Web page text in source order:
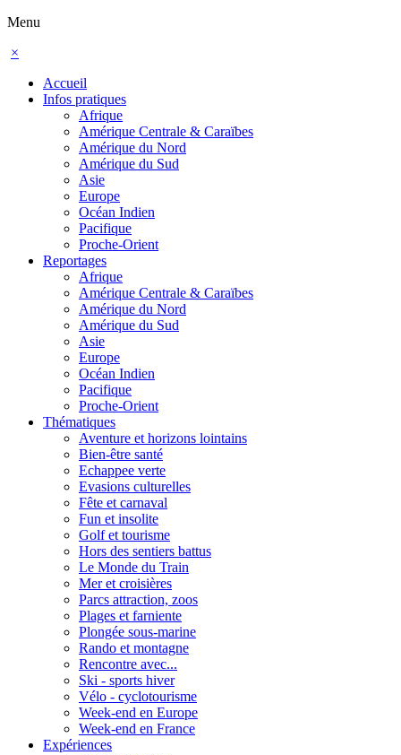
Menu
×
Accueil
Infos pratiques
Afrique
Amérique Centrale & Caraïbes
Amérique du Nord
Amérique du Sud
Asie
Europe
Océan Indien
Pacifique
Proche-Orient
Reportages
Afrique
Amérique Centrale & Caraïbes
Amérique du Nord
Amérique du Sud
Asie
Europe
Océan Indien
Pacifique
Proche-Orient
Thématiques
Aventure et horizons lointains
Bien-être santé
Echappee verte
Evasions culturelles
Fête et carnaval
Fun et insolite
Golf et tourisme
Hors des sentiers battus
Le Monde du Train
Mer et croisières
Parcs attraction, zoos
Plages et farniente
Plongée sous-marine
Rando et montagne
Rencontre avec...
Ski - sports hiver
Vélo - cyclotourisme
Week-end en Europe
Week-end en France
Expériences